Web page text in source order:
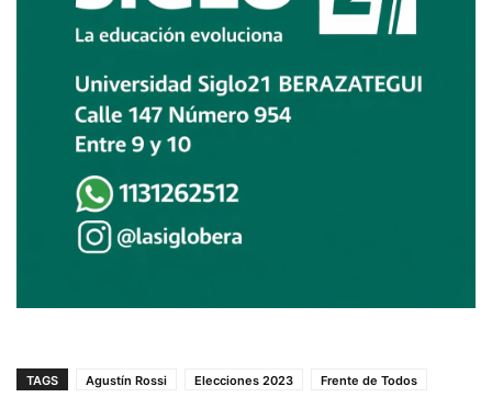
TAGS Agustín Rossi Elecciones 2023 Frente de Todos